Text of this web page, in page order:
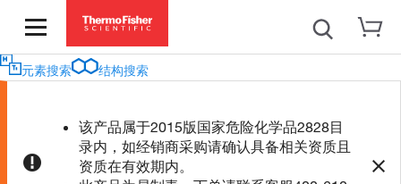
元素搜索 结构搜索
该产品属于2015版国家危险化学品2828目
录内，如经销商采购请确认具备相关资质且
资质在有效期内。